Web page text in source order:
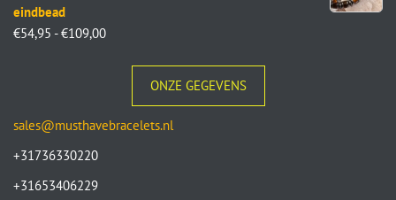
eindbead
€54,95 - €109,00
ONZE GEGEVENS
sales@musthavebracelets.nl
+31736330220
+31653406229